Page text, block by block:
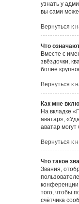
узнать у
вы сами
Вернуться к
Что
Вместе с
звёздочки,
более
Вернуться к
Как мне
На вкладке
аватар»,
аватар
Вернуться к
Что такое
Звания,
того, чтобы
счётчика